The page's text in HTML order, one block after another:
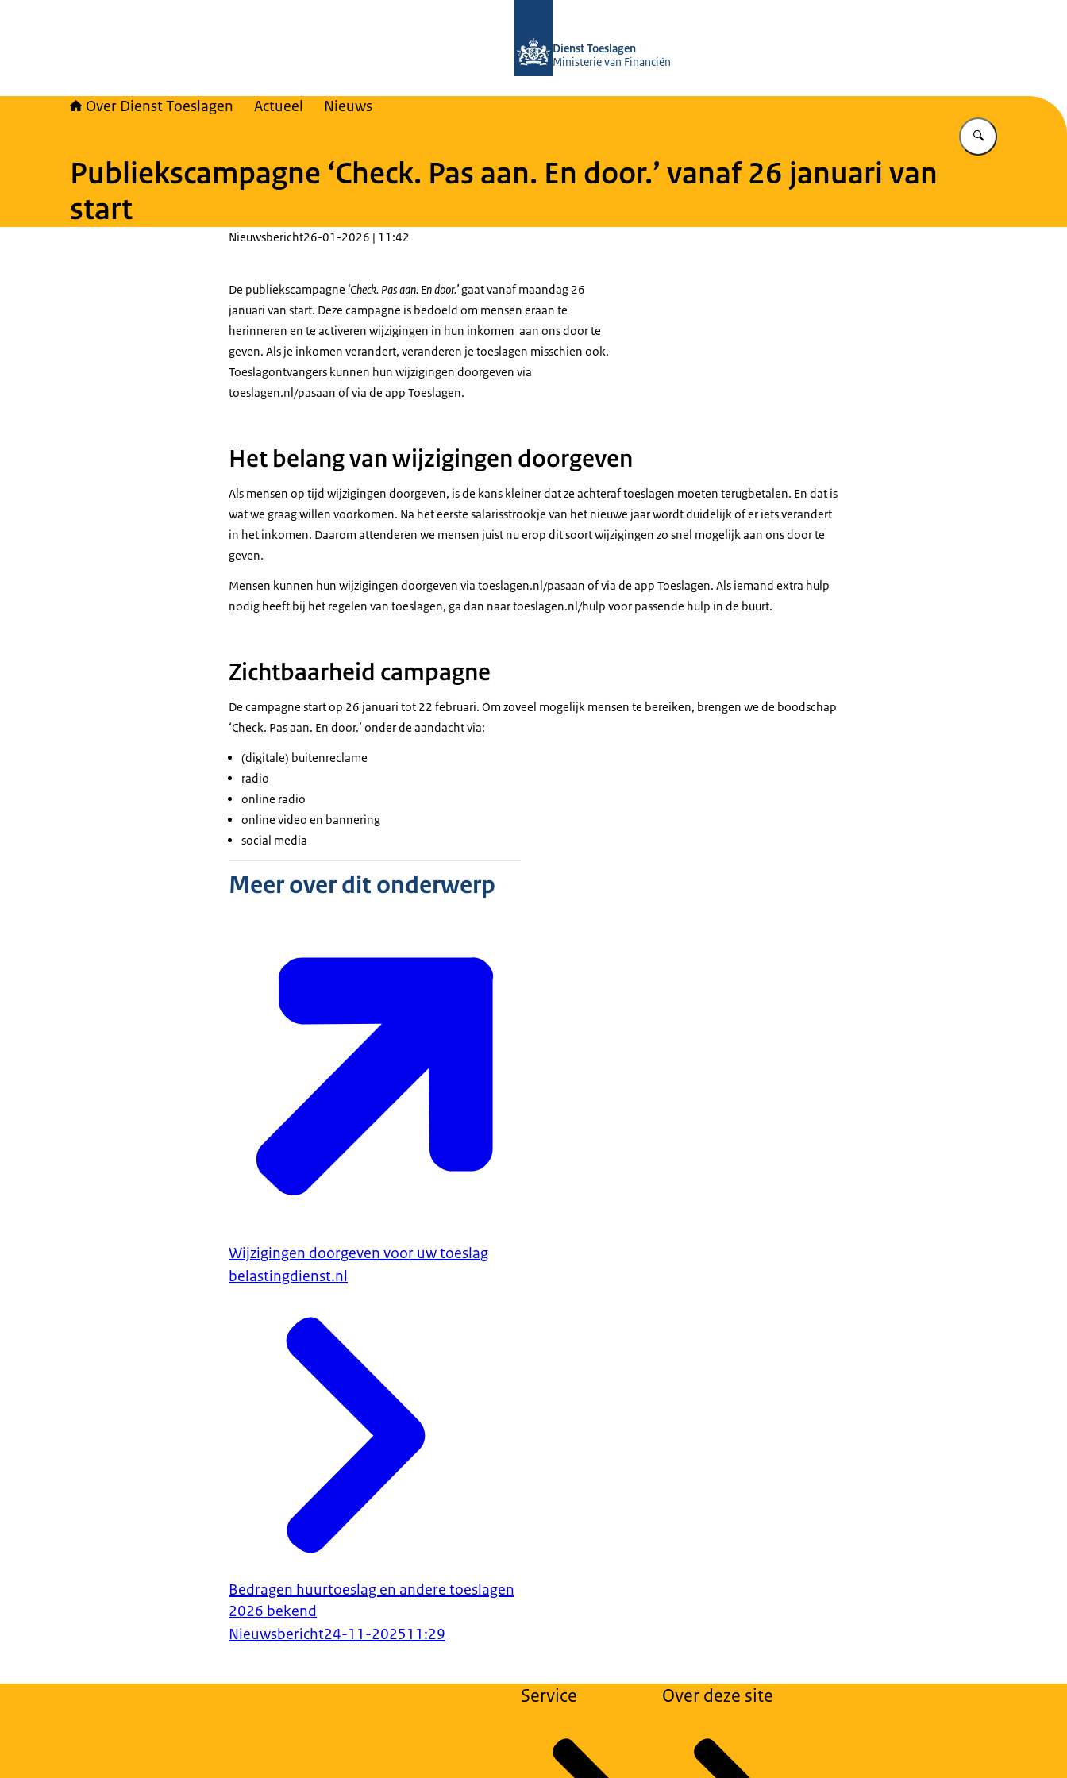
Dienst Toeslagen
Ministerie van Financiën
Over Dienst Toeslagen Actueel Nieuws
Vul in wat u
Publiekscampagne ‘Check. Pas aan. En door.’ vanaf 26 januari van
start
Nieuwsbericht26-01-2026 | 11:42
De publiekscampagne ‘Check. Pas aan. En door.’gaat vanaf maandag 26
januari van start. Deze campagne is bedoeld om mensen eraan te
herinneren en te activeren wijzigingen in hun inkomen aan ons door te
geven. Als je inkomen verandert, veranderen je toeslagen misschien ook.
Toeslagontvangers kunnen hun wijzigingen doorgeven via
toeslagen.nl/pasaan of via de app Toeslagen.
Het belang van wijzigingen doorgeven
Als mensen op tijd wijzigingen doorgeven, is de kans kleiner dat ze achteraf toeslagen moeten terugbetalen. En dat is
wat we graag willen voorkomen. Na het eerste salarisstrookje van het nieuwe jaar wordt duidelijk of er iets verandert
in het inkomen. Daarom attenderen we mensen juist nu erop dit soort wijzigingen zo snel mogelijk aan ons door te
geven.
Mensen kunnen hun wijzigingen doorgeven via toeslagen.nl/pasaan of via de app Toeslagen. Als iemand extra hulp
nodig heeft bij het regelen van toeslagen, ga dan naar toeslagen.nl/hulp voor passende hulp in de buurt.
Zichtbaarheid campagne
De campagne start op 26 januari tot 22 februari. Om zoveel mogelijk mensen te bereiken, brengen we de boodschap
‘Check. Pas aan. En door.’ onder de aandacht via:
(digitale) buitenreclame
radio
online radio
online video en bannering
social media
Meer over dit onderwerp
Wijzigingen doorgeven voor uw toeslag
belastingdienst.nl
Bedragen huurtoeslag en andere toeslagen
2026 bekend
Nieuwsbericht24-11-202511:29
Service Over deze site